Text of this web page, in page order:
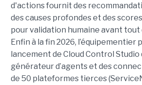
d'actions fournit des
des causes profondes et des
pour validation humaine avant
Enfin à la fin 2026, l’équipementier
lancement de Cloud Control Studio
générateur d’agents et des
de 50 plateformes tierces